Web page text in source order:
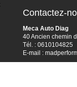
Contactez-
Meca Auto Diag
40 Ancien chemin
Tél. : 0610104825
E-mail :